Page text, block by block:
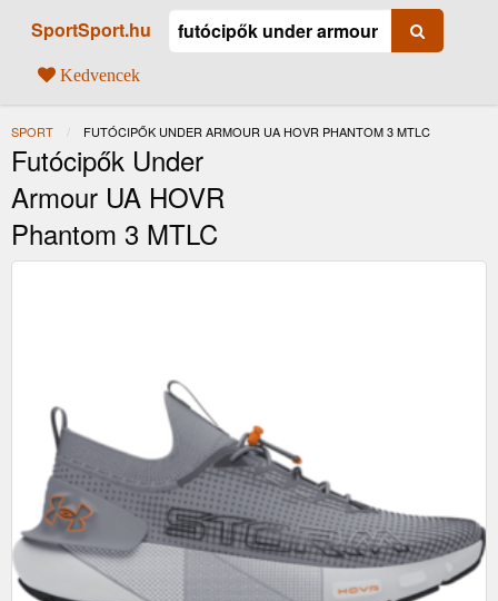
SportSport.hu
Kedvencek
SPORT JELENLEGI:
FUTÓCIPŐK UNDER ARMOUR UA HOVR PHANTOM 3 MTLC
Futócipők Under
Armour UA HOVR
Phantom 3 MTLC